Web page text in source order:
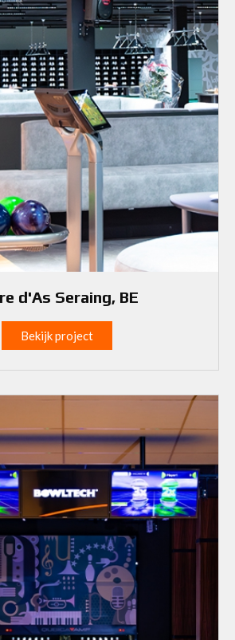
d'As Seraing, BE
Bekijk project